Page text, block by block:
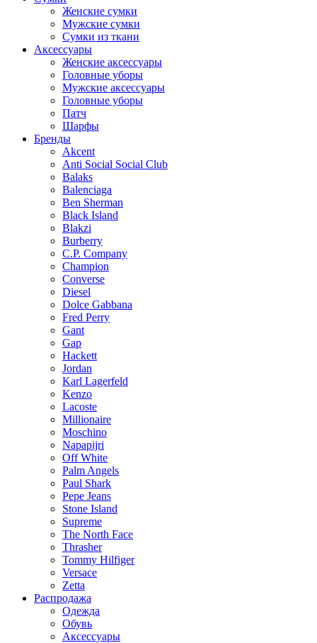
Женские сумки
Мужские сумки
Сумки из ткани
Аксессуары
Женские аксессуары
Головные уборы
Мужские аксессуары
Головные уборы
Патч
Шарфы
Бренды
Akcent
Anti Social Social Club
Balaks
Balenciaga
Ben Sherman
Black Island
Blakzi
Burberry
C.P. Company
Champion
Converse
Diesel
Dolce Gabbana
Fred Perry
Gant
Gap
Hackett
Jordan
Karl Lagerfeld
Kenzo
Lacoste
Millionaire
Moschino
Napapijri
Off White
Palm Angels
Paul Shark
Pepe Jeans
Stone Island
Supreme
The North Face
Thrasher
Tommy Hilfiger
Versace
Zetta
Распродажа
Одежда
Обувь
Аксессуары